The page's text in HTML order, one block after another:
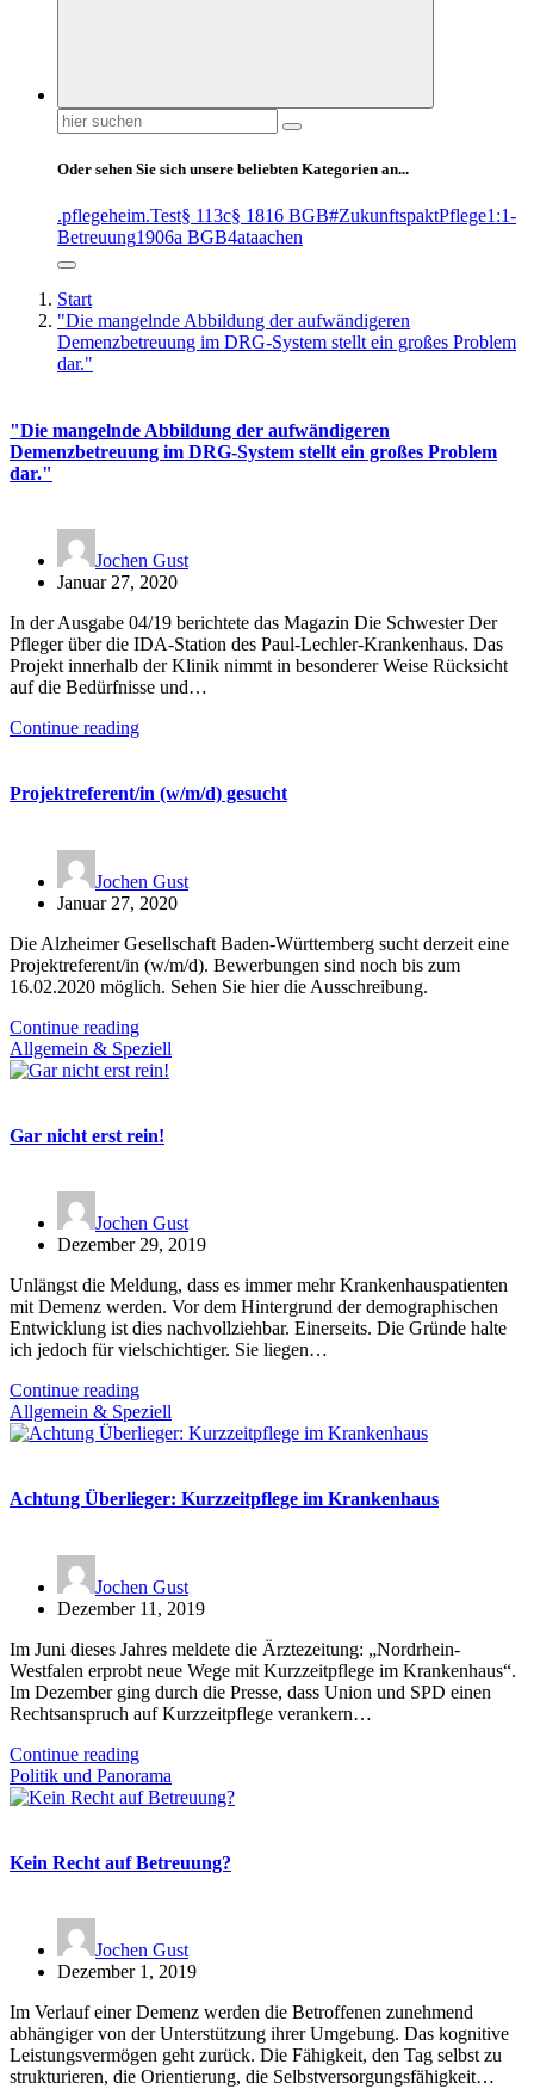
Suchen
nach:
Oder sehen Sie sich unsere beliebten Kategorien an...
.pflegeheim.Test§ 113c§ 1816 BGB#ZukunftspaktPflege1:1-
Betreuung1906a BGB4ataachen
Start
"Die mangelnde Abbildung der aufwändigeren
Demenzbetreuung im DRG-System stellt ein großes Problem
dar."
"Die mangelnde Abbildung der aufwändigeren
Demenzbetreuung im DRG-System stellt ein großes Problem
dar."
Jochen Gust
Januar 27, 2020
In der Ausgabe 04/19 berichtete das Magazin Die Schwester Der
Pfleger über die IDA-Station des Paul-Lechler-Krankenhaus. Das
Projekt innerhalb der Klinik nimmt in besonderer Weise Rücksicht
auf die Bedürfnisse und…
Continue reading
Projektreferent/in (w/m/d) gesucht
Jochen Gust
Januar 27, 2020
Die Alzheimer Gesellschaft Baden-Württemberg sucht derzeit eine
Projektreferent/in (w/m/d). Bewerbungen sind noch bis zum
16.02.2020 möglich. Sehen Sie hier die Ausschreibung.
Continue reading
Allgemein & Speziell
Gar nicht erst rein!
Jochen Gust
Dezember 29, 2019
Unlängst die Meldung, dass es immer mehr Krankenhauspatienten
mit Demenz werden. Vor dem Hintergrund der demographischen
Entwicklung ist dies nachvollziehbar. Einerseits. Die Gründe halte
ich jedoch für vielschichtiger. Sie liegen…
Continue reading
Allgemein & Speziell
Achtung Überlieger: Kurzzeitpflege im Krankenhaus
Jochen Gust
Dezember 11, 2019
Im Juni dieses Jahres meldete die Ärztezeitung: „Nordrhein-
Westfalen erprobt neue Wege mit Kurzzeitpflege im Krankenhaus“.
Im Dezember ging durch die Presse, dass Union und SPD einen
Rechtsanspruch auf Kurzzeitpflege verankern…
Continue reading
Politik und Panorama
Kein Recht auf Betreuung?
Jochen Gust
Dezember 1, 2019
Im Verlauf einer Demenz werden die Betroffenen zunehmend
abhängiger von der Unterstützung ihrer Umgebung. Das kognitive
Leistungsvermögen geht zurück. Die Fähigkeit, den Tag selbst zu
strukturieren, die Orientierung, die Selbstversorgungsfähigkeit…